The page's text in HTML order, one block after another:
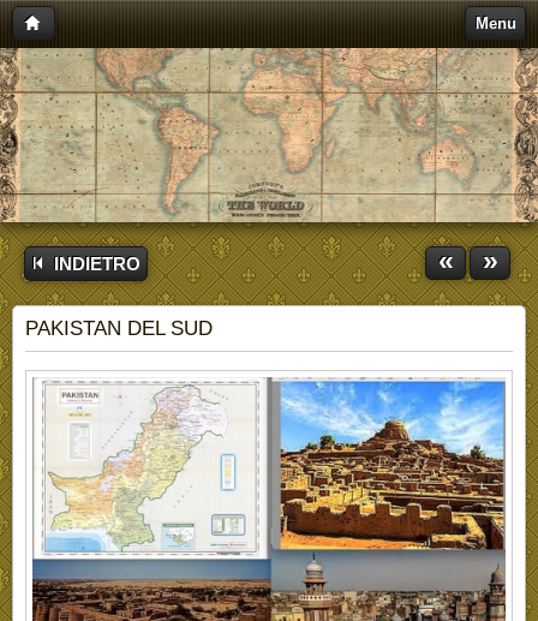
Menu
INDIETRO « »
PAKISTAN DEL SUD